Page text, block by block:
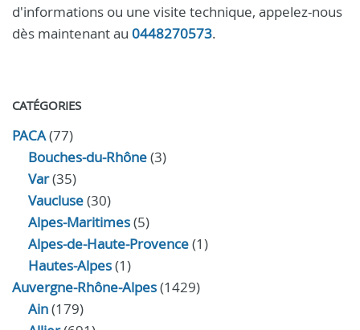
d'informations ou une visite technique, appelez-nous
dès maintenant au 0448270573.
CATÉGORIES
PACA(77)
Bouches-du-Rhône(3)
Var(35)
Vaucluse(30)
Alpes-Maritimes(5)
Alpes-de-Haute-Provence(1)
Hautes-Alpes(1)
Auvergne-Rhône-Alpes(1429)
Ain(179)